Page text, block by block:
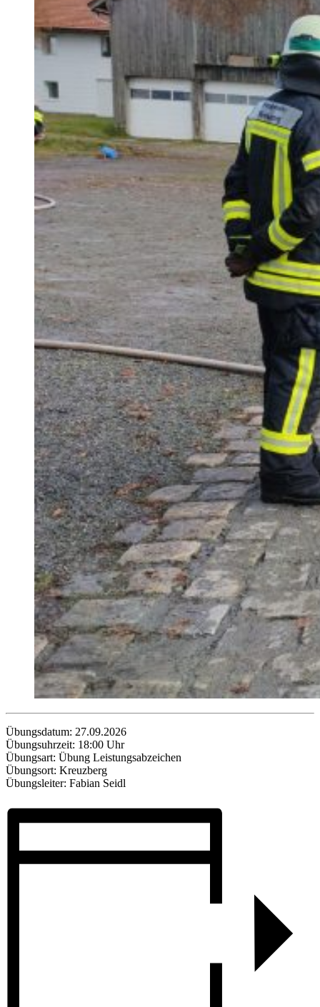
Übungsdatum: 27.09.2026
Übungsuhrzeit: 18:00 Uhr
Übungsart: Übung Leistungsabzeichen
Übungsort: Kreuzberg
Übungsleiter: Fabian Seidl